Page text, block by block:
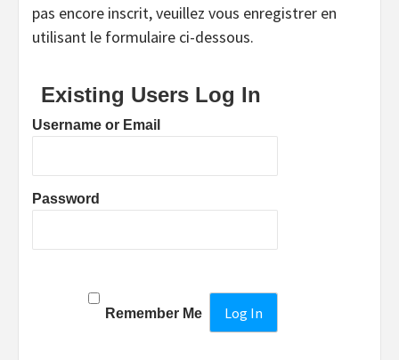
pas encore inscrit, veuillez vous enregistrer en
utilisant le formulaire ci-dessous.
Existing Users Log In
Username or Email
Password
Remember Me